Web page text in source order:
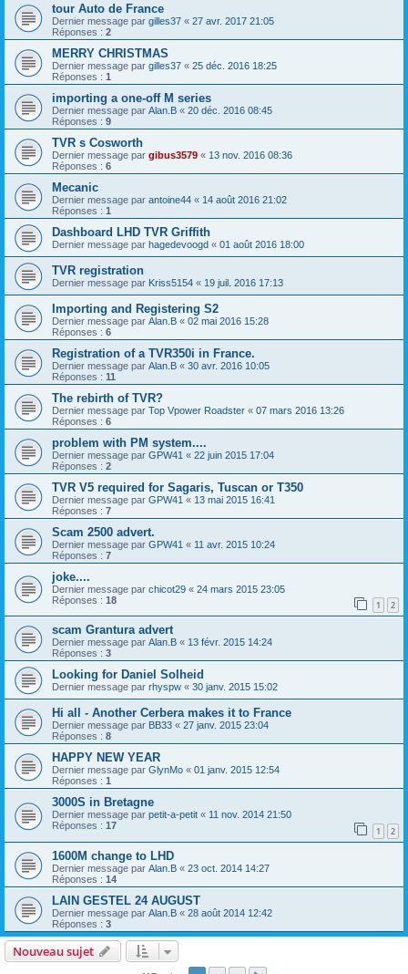
tour Auto de France
Dernier message par gilles37 « 27 avr. 2017 21:05
Réponses : 2
MERRY CHRISTMAS
Dernier message par gilles37 « 25 déc. 2016 18:25
Réponses : 1
importing a one-off M series
Dernier message par Alan.B « 20 déc. 2016 08:45
Réponses : 9
TVR s Cosworth
Dernier message par gibus3579 « 13 nov. 2016 08:36
Réponses : 6
Mecanic
Dernier message par antoine44 « 14 août 2016 21:02
Réponses : 1
Dashboard LHD TVR Griffith
Dernier message par hagedevoogd « 01 août 2016 18:00
TVR registration
Dernier message par Kriss5154 « 19 juil. 2016 17:13
Importing and Registering S2
Dernier message par Alan.B « 02 mai 2016 15:28
Réponses : 6
Registration of a TVR350i in France.
Dernier message par Alan.B « 30 avr. 2016 10:05
Réponses : 11
The rebirth of TVR?
Dernier message par Top Vpower Roadster « 07 mars 2016 13:26
Réponses : 6
problem with PM system....
Dernier message par GPW41 « 22 juin 2015 17:04
Réponses : 2
TVR V5 required for Sagaris, Tuscan or T350
Dernier message par GPW41 « 13 mai 2015 16:41
Réponses : 7
Scam 2500 advert.
Dernier message par GPW41 « 11 avr. 2015 10:24
Réponses : 7
joke....
Dernier message par chicot29 « 24 mars 2015 23:05
Réponses : 18 1 2
scam Grantura advert
Dernier message par Alan.B « 13 févr. 2015 14:24
Réponses : 3
Looking for Daniel Solheid
Dernier message par rhyspw « 30 janv. 2015 15:02
Hi all - Another Cerbera makes it to France
Dernier message par BB33 « 27 janv. 2015 23:04
Réponses : 8
HAPPY NEW YEAR
Dernier message par GlynMo « 01 janv. 2015 12:54
Réponses : 1
3000S in Bretagne
Dernier message par petit-a-petit « 11 nov. 2014 21:50
Réponses : 17 1 2
1600M change to LHD
Dernier message par Alan.B « 23 oct. 2014 14:27
Réponses : 14
LAIN GESTEL 24 AUGUST
Dernier message par Alan.B « 28 août 2014 12:42
Réponses : 3
Nouveau sujet